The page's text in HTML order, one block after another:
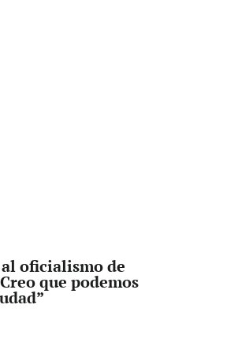
oficialismo de
que podemos